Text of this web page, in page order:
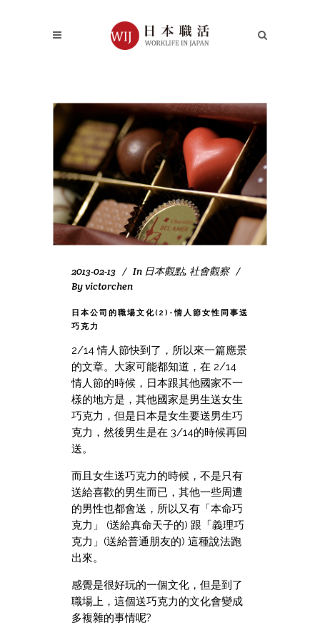
2013-02-13 In 日本觀點, 社會觀察
Byvictorchen
日本公司的職場文化(2)-情人節女性同事送
巧克力
2/14 情人節快到了，所以來一篇應景
的文章。大家可能都知道，在 2/14
情人節的時候，日本跟其他國家不一
樣的地方是，其他國家是男生送女生
巧克力，但是日本是女生要送男生巧
克力，然後男生是在 3/14的時候再回
送。
而且女生送巧克力的時候，不是只有
送給喜歡的男生而已，其他一些周遭
的男性也都會送，所以又有「本命巧
克力」 (送給真命天子的) 跟「義理巧
克力」(送給普通朋友的) 這種說法跑
出來。
感覺是很好玩的一個文化，但是到了
職場上，這個送巧克力的文化會變成
多複雜的事情呢?